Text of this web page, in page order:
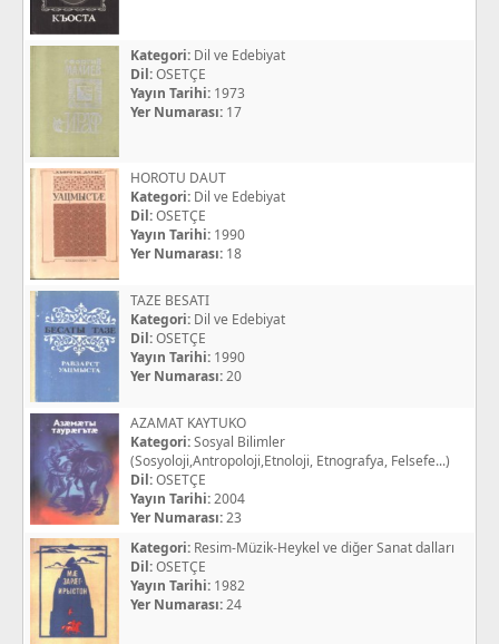
Kategori: Dil ve Edebiyat
Dil:OSETÇE
Yayın Tarihi: 1973
Yer Numarası: 17
HOROTU DAUT
Kategori: Dil ve Edebiyat
Dil:OSETÇE
Yayın Tarihi: 1990
Yer Numarası: 18
TAZE BESATI
Kategori: Dil ve Edebiyat
Dil:OSETÇE
Yayın Tarihi: 1990
Yer Numarası:20
AZAMAT KAYTUKO
Kategori:Sosyal Bilimler
(Sosyoloji,Antropoloji,Etnoloji, Etnografya, Felsefe...)
Dil:OSETÇE
Yayın Tarihi:2004
Yer Numarası:23
Kategori: Resim-Müzik-Heykel ve diğer Sanat dalları
Dil:OSETÇE
Yayın Tarihi: 1982
Yer Numarası:24